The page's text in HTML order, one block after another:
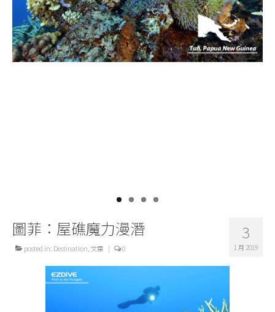
話題焦點
關於我們
3
1 月 2019
圖菲：屋礁魔力漫潛
posted in: Destination 文章 | 0